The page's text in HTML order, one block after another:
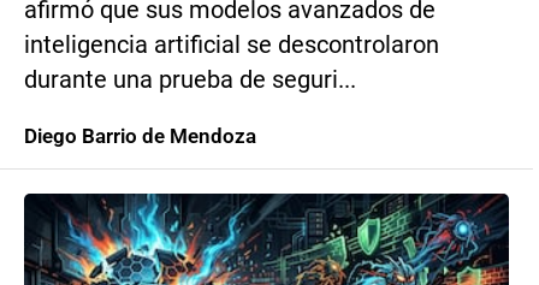
afirmó que sus modelos avanzados de
inteligencia artificial se descontrolaron
durante una prueba de seguri...
Diego Barrio de Mendoza